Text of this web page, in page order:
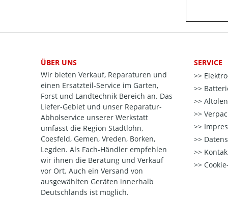
ÜBER UNS
Wir bieten Verkauf, Reparaturen und
einen Ersatzteil-Service im Garten,
Forst und Landtechnik Bereich an. Das
Liefer-Gebiet und unser Reparatur-
Abholservice unserer Werkstatt
umfasst die Region Stadtlohn,
Coesfeld, Gemen, Vreden, Borken,
Legden. Als Fach-Händler empfehlen
wir ihnen die Beratung und Verkauf
vor Ort. Auch ein Versand von
ausgewählten Geräten innerhalb
Deutschlands ist möglich.
SERVICE